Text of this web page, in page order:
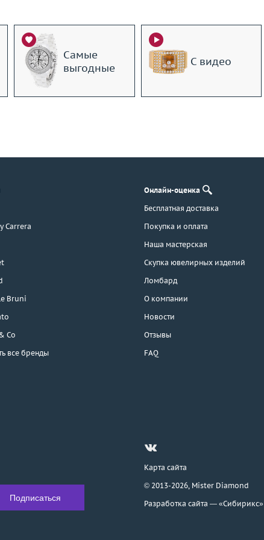
Самые
выгодные
С видео
Carrera
Bruni
Co
все бренды
Онлайн-оценка
Бесплатная доставка
Покупка и оплата
Наша мастерская
Скупка ювелирных изделий
Ломбард
О компании
Новости
Отзывы
FAQ
Карта сайта
© 2013-2026, Mister Diamond
Разработка сайта — «Сибирикс»